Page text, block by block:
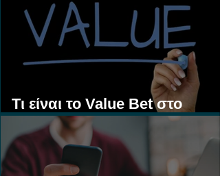
Τι είναι το Value Bet στο
Στοίχημα;